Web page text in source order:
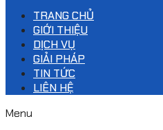
TRANG CHỦ
GIỚI THIỆU
DỊCH VỤ
GIẢI PHÁP
TIN TỨC
LIÊN HỆ
Menu